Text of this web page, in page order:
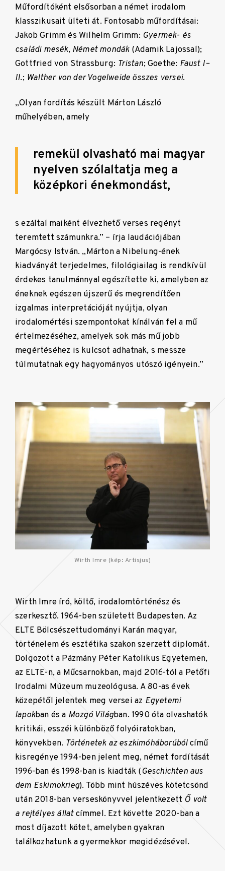
Műfordítóként elsősorban a német irodalom
klasszikusait ülteti át. Fontosabb műfordításai:
Jakob Grimm és Wilhelm Grimm: Gyermek- és
családi mesék, Német mondák(Adamik Lajossal);
Gottfried von Strassburg: Tristan; Goethe: Faust I–
II.; Walther von der Vogelweide összes versei.
„Olyan fordítás készült Márton László
műhelyében, amely
remekül olvasható mai magyar
nyelven szólaltatja meg a
középkori énekmondást,
s ezáltal maiként élvezhető verses regényt
teremtett számunkra.” – írja laudációjában
Margócsy István. „Márton a Nibelung-ének
kiadványát terjedelmes, filológiailag is rendkívül
érdekes tanulmánnyal egészítette ki, amelyben az
éneknek egészen újszerű és megrendítően
izgalmas interpretációját nyújtja, olyan
irodalomértési szempontokat kínálván fel a mű
értelmezéséhez, amelyek sok más mű jobb
megértéséhez is kulcsot adhatnak, s messze
túlmutatnak egy hagyományos utószó igényein.”
Wirth Imre (kép: Artisjus)
Wirth Imre író, költő, irodalomtörténész és
szerkesztő. 1964-ben született Budapesten. Az
ELTE Bölcsészettudományi Karán magyar,
történelem és esztétika szakon szerzett diplomát.
Dolgozott a Pázmány Péter Katolikus Egyetemen,
az ELTE-n, a Műcsarnokban, majd 2016-tól a Petőfi
Irodalmi Múzeum muzeológusa. A 80-as évek
közepétől jelentek meg versei az Egyetemi
lapokban és a Mozgó Világban. 1990 óta olvashatók
kritikái, esszéi különböző folyóiratokban,
könyvekben. Történetek az eszkimóháborúbólcímű
kisregénye 1994-ben jelent meg, német fordítását
1996-ban és 1998-ban is kiadták (Geschichten aus
dem Eskimokrieg). Több mint húszéves kötetcsönd
után 2018-ban verseskönyvvel jelentkezett Ő volt
a rejtélyes állatcímmel. Ezt követte 2020-ban a
most díjazott kötet, amelyben gyakran
találkozhatunk a gyermekkor megidézésével.